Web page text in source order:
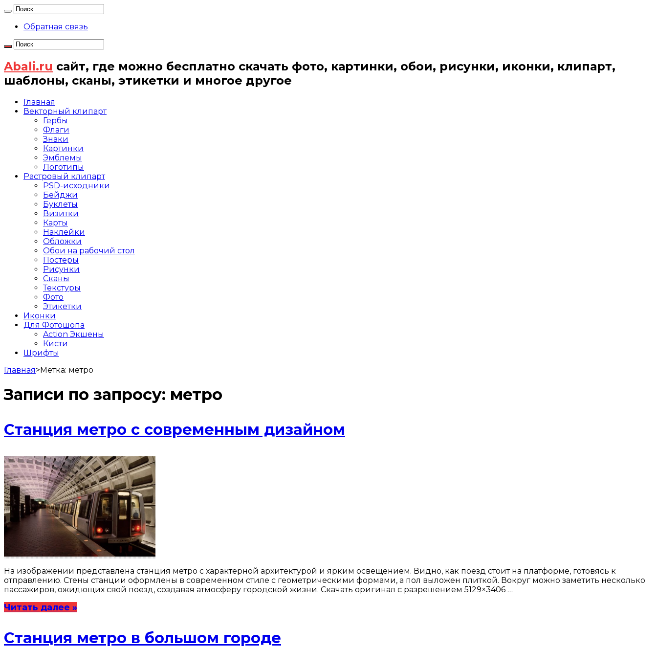
Обратная связь
Abali.ru сайт, где можно бесплатно скачать фото, картинки, обои, рисунки, иконки, клипарт,
шаблоны, сканы, этикетки и многое другое
Главная
Векторный клипарт
Гербы
Флаги
Знаки
Картинки
Эмблемы
Логотипы
Растровый клипарт
PSD-исходники
Бейджи
Буклеты
Визитки
Карты
Наклейки
Обложки
Обои на рабочий стол
Постеры
Рисунки
Сканы
Текстуры
Фото
Этикетки
Иконки
Для Фотошопа
Action Экшены
Кисти
Шрифты
Главная>Метка: метро
Записи по запросу: метро
Станция метро с современным дизайном
На изображении представлена станция метро с характерной архитектурой и ярким освещением. Видно, как поезд стоит на платформе, готовясь к
отправлению. Стены станции оформлены в современном стиле с геометрическими формами, а пол выложен плиткой. Вокруг можно заметить несколько
пассажиров, ожидющих свой поезд, создавая атмосферу городской жизни. Скачать оригинал с разрешением 5129×3406 …
Читать далее »
Станция метро в большом городе